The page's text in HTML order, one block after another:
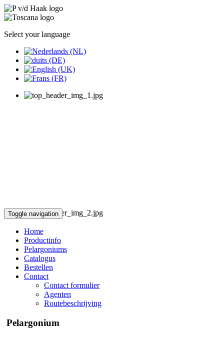
Select your language
Toggle navigation
Home
Productinfo
Pelargoniums
Catalogus
Bestellen
Contact
Contact formulier
Agenten
Routebeschrijving
Pelargonium